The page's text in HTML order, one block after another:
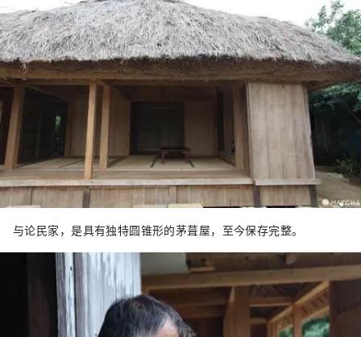
与论民家，是具有独特圆锥形的茅葺屋，至今保存完整。